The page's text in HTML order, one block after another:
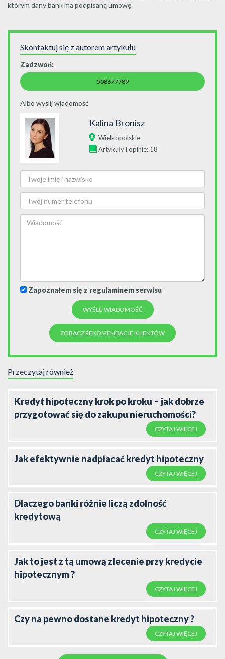
którym dany bank ma podpisaną umowę.
Skontaktuj się z autorem artykułu
Zadzwoń:
508677789
Albo wyślij wiadomość
Kalina Bronisz
Wielkopolskie
Artykuły i opinie: 18
Zapoznałem się z regulaminem serwisu
ZOBACZ REKOMENDACJE KLIENTÓW
Przeczytaj również
Kredyt hipoteczny krok po kroku – jak dobrze
przygotować się do zakupu nieruchomości?
CZYTAJ WIĘCEJ
Jak efektywnie nadpłacać kredyt hipoteczny
CZYTAJ WIĘCEJ
Dlaczego banki różnie liczą zdolność
kredytową
CZYTAJ WIĘCEJ
Jak to jest z tą umową zlecenie przy kredycie
hipotecznym ?
CZYTAJ WIĘCEJ
Czy na pewno dostane kredyt hipoteczny ?
CZYTAJ WIĘCEJ